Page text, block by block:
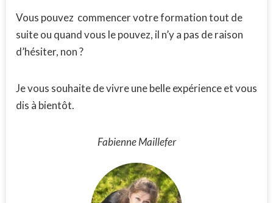
Vous pouvez commencer votre formation tout de
suite ou quand vous le pouvez, il n’y a pas de raison
d’hésiter, non ?
Je vous souhaite de vivre une belle expérience et vous
dis à bientôt.
Fabienne Maillefer